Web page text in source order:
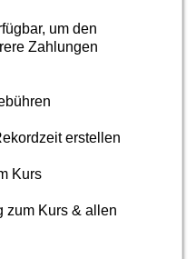
um den
Zahlungen
erstellen
Kurs
zum Kurs & allen